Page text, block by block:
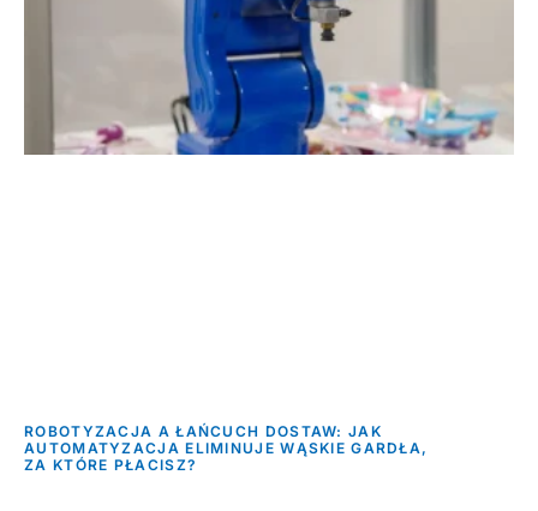
ROBOTYZACJA A ŁAŃCUCH DOSTAW: JAK
AUTOMATYZACJA ELIMINUJE WĄSKIE GARDŁA,
ZA KTÓRE PŁACISZ?